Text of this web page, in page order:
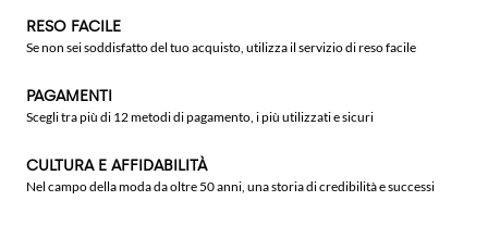
RESO FACILE
Se non sei soddisfatto del tuo acquisto, utilizza il servizio di reso facile
PAGAMENTI
Scegli tra più di 12 metodi di pagamento, i più utilizzati e sicuri
CULTURA E AFFIDABILITÀ
Nel campo della moda da oltre 50 anni, una storia di credibilità e successi